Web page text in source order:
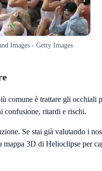
Images - Getty Images
comune è trattare gli
confusione, ritardi e rischi.
Se stai già valutando i
mappa 3D di Helioclipse per